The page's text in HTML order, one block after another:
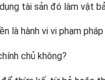
tài sản đó làm vật
là hành vi vi phạm
chủ không?